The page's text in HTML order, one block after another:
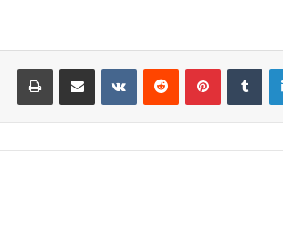
لينكدإن بينتيريست مشاركة عبر البريد